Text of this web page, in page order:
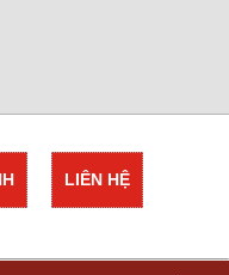
LIÊN HỆ